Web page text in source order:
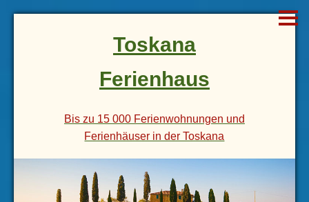
Toskana
Ferienhaus
Bis zu 15 000 Ferienwohnungen und
Ferienhäuser in der Toskana